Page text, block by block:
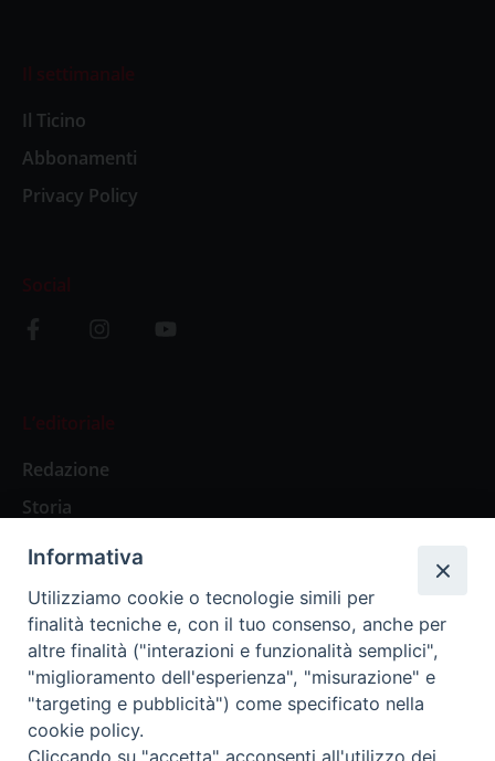
Il settimanale
Il Ticino
Abbonamenti
Privacy Policy
Social
L’editoriale
Redazione
Storia
Abbonamenti
Abbonamento Annuale Digitale
Abbonamento Annuale Cartaceo
Abbonamento Singola Copia Digitale
Informativa
Utilizziamo cookie o tecnologie simili per
finalità tecniche e, con il tuo consenso, anche per
altre finalità ("interazioni e funzionalità semplici",
"miglioramento dell'esperienza", "misurazione" e
"targeting e pubblicità") come specificato nella
cookie policy.